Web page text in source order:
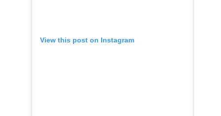
View this post on Instagram